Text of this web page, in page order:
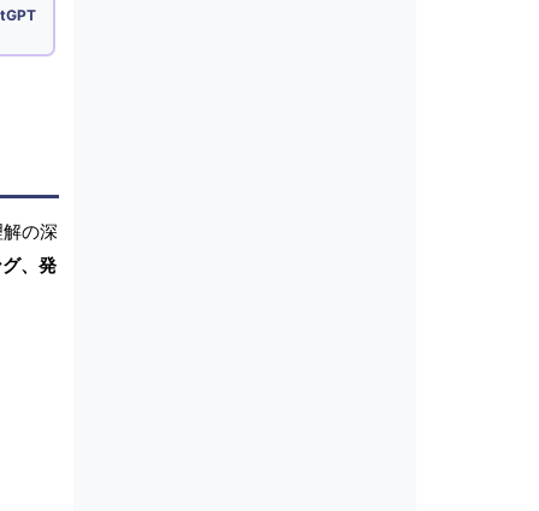
の深
、発